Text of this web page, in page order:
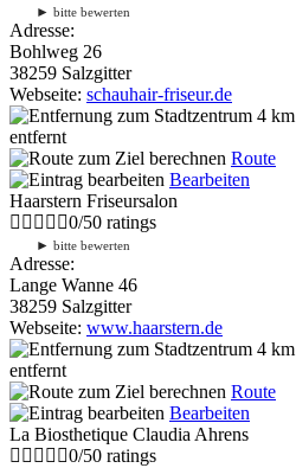
► bitte bewerten
Adresse:
Bohlweg 26
38259 Salzgitter
Webseite: schauhair-friseur.de
4 km
entfernt
Route
Bearbeiten
Haarstern Friseursalon
0/50 ratings
► bitte bewerten
Adresse:
Lange Wanne 46
38259 Salzgitter
Webseite: www.haarstern.de
4 km
entfernt
Route
Bearbeiten
La Biosthetique Claudia Ahrens
0/50 ratings